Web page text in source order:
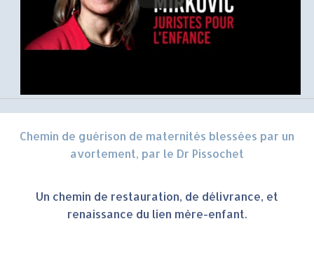
Chemin de guérison de maternités blessées par un
avortement, par le Dr Pissochet
Un chemin de restauration, de délivrance, et
renaissance du lien mère-enfant.